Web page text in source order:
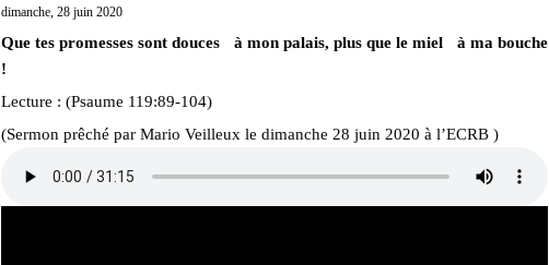
dimanche, 28 juin 2020
Que tes promesses sont douces à mon palais, plus que le miel à ma bouche
!
Lecture : (Psaume 119:89-104)
(Sermon prêché par Mario Veilleux le dimanche 28 juin 2020 à l’ECRB )